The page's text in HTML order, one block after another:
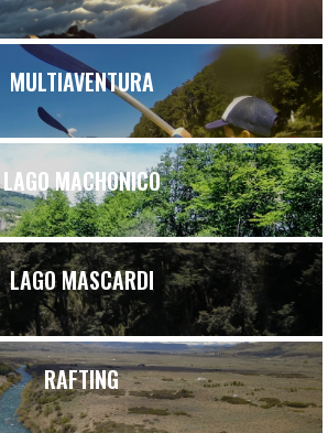
MULTIAVENTURA
LAGO MACHONICO
LAGO MASCARDI
RAFTING